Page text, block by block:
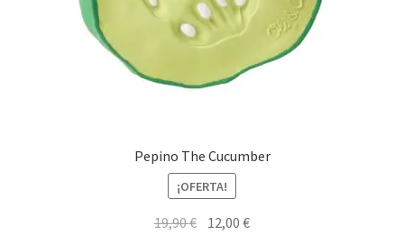
Pepino The Cucumber
¡OFERTA!
19,90€ El12,00€El